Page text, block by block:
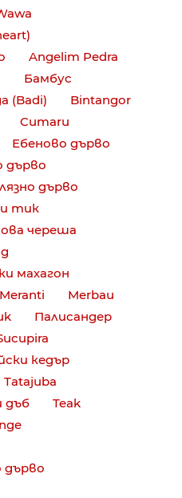
Angelim Pedra
Бамбус
(Badi)
Bintangor
Cumaru
Ебеново дърво
дърво
дърво
тик
череша
махагон
Merbau
Палисандер
кедър
дъб
Teak
дърво